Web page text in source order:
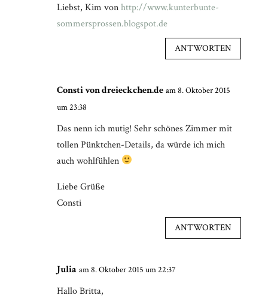
Liebst, Kim vonhttp://www.kunterbunte-
sommersprossen.blogspot.de
ANTWORTEN
Consti von dreieckchen.de am 8. Oktober 2015
um 23:38
Das nenn ich mutig! Sehr schönes Zimmer mit
tollen Pünktchen-Details, da würde ich mich
auch wohlfühlen
Liebe Grüße
Consti
ANTWORTEN
Julia am 8. Oktober 2015 um 22:37
Hallo Britta,